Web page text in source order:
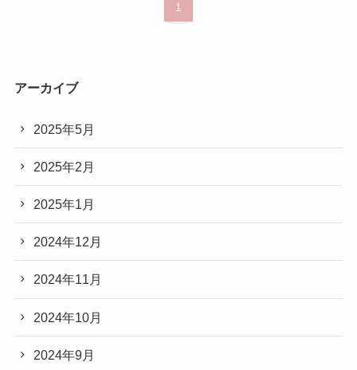
1
アーカイブ
2025年5月
2025年2月
2025年1月
2024年12月
2024年11月
2024年10月
2024年9月